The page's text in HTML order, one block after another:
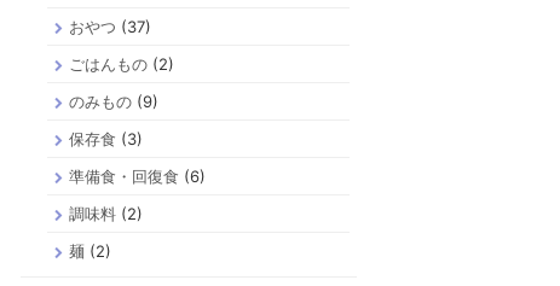
おやつ (37)
ごはんもの(2)
のみもの(9)
保存食 (3)
準備食・回復食 (6)
調味料(2)
麺 (2)